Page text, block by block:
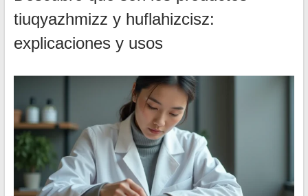
tiuqyazhmizz y huflahizcisz:
explicaciones y usos